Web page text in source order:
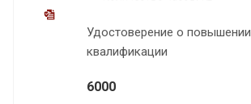
Удостоверение о повышении
квалификации
6000